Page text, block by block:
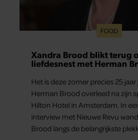
FOOD
Xandra Brood blikt terug
liefdesnest met Herman
Het is deze zomer precies 25
Herman Brood overleed na zijn
Hilton Hotel in Amsterdam. In
interview met Nieuwe Revu
Brood langs de belangrijkste